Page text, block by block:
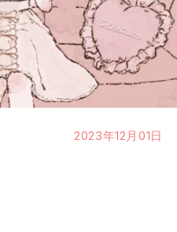
2023年12月01日